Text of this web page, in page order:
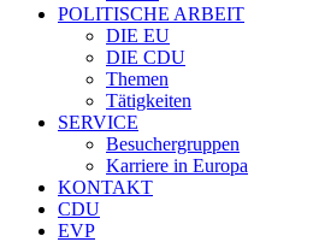
POLITISCHE ARBEIT
DIE EU
DIE CDU
Themen
Tätigkeiten
SERVICE
Besuchergruppen
Karriere in Europa
KONTAKT
CDU
EVP